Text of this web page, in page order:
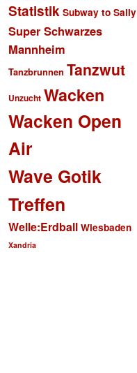
Statistik Subway to Sally
Super Schwarzes
Mannheim
Tanzbrunnen Tanzwut
Unzucht Wacken
Wacken Open
Air
Wave Gotik
Treffen
Welle:Erdball Wiesbaden
Xandria